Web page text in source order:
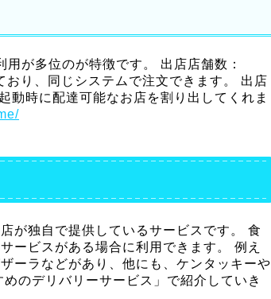
が多位のが特徴です。 出店店舗数：
り、同じシステムで注文できます。 出店
動時に配達可能なお店を割り出してくれま
が独自で提供しているサービスです。 食
ービスがある場合に利用できます。 例え
ーラなどがあり、他にも、ケンタッキーや
のデリバリーサービス」で紹介していき